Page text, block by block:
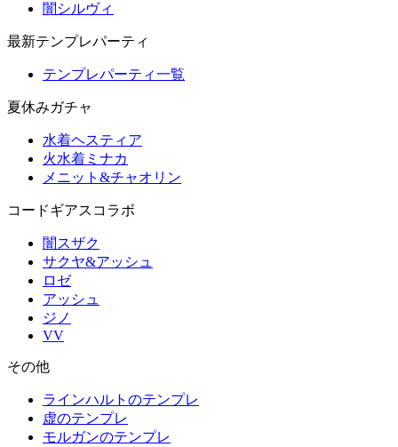
闇シルヴィ
最新テンプレパーティ
テンプレパーティ一覧
夏休みガチャ
水着ヘスティア
火水着ミナカ
メニット&チャオリン
コードギアスコラボ
闇スザク
サクヤ&アッシュ
ロゼ
アッシュ
ジノ
VV
その他
ラインハルトのテンプレ
虚のテンプレ
モルガンのテンプレ